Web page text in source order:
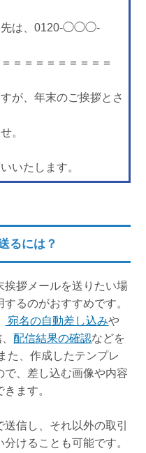
先は、0120‐◯◯◯‐
＝＝＝＝＝＝＝＝＝
が、年末のご挨拶とさ
。
いたします。
るには？
挨拶メールを送りたい場
るのがおすすめです。
宛名の自動差し込みや
、配信結果の確認などを
た、作成したテンプレ
で、差し込む画像や内容
ます。
信し、それ以外の取引
けることも可能です。